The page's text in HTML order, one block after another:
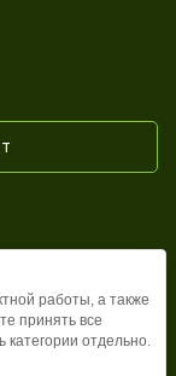
работы, а также
принять все
категории отдельно.